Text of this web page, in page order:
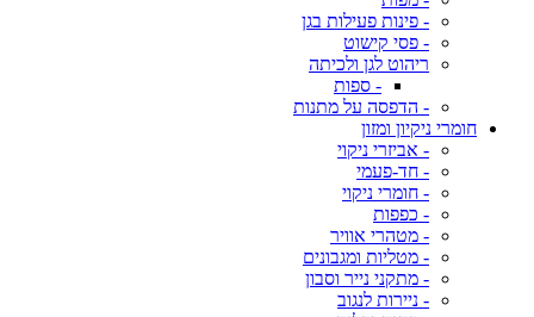
- פינות פעילות בגן
- פסי קישוט
ריהוט לגן ולכיתה
- ספות
- הדפסה על מתנות
חומרי ניקיון ומזון
- אביזרי ניקוי
- חד-פעמי
- חומרי ניקוי
- כפפות
- מטהרי אוויר
- מטליות ומגבונים
- מתקני נייר וסבון
- ניירות לנגוב